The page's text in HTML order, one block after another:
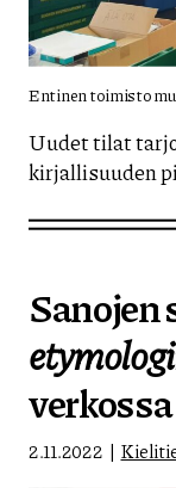
Entinen toimisto
Uudet tilat
kirjallisuuden
Sanojen
verkossa
2.11.2022